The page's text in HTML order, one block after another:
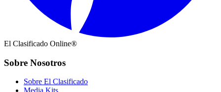
El Clasificado Online®
Sobre Nosotros
Sobre El Clasificado